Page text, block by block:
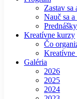
Zastav sa
Nauč sa
Prednášky
Kreatívne kurzy
Čo
Galéria
2026
2025
2024